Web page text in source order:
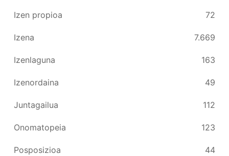
Izen propioa 72
Izena 7.669
Izenlaguna 163
Izenordaina 49
Juntagailua 112
Onomatopeia 123
Posposizioa 44